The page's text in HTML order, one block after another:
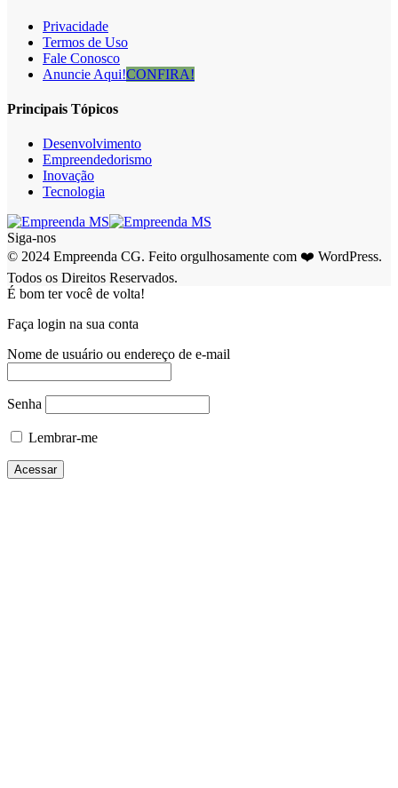
Privacidade
Termos de Uso
Fale Conosco
Anuncie Aqui!CONFIRA!
Principais Tópicos
Desenvolvimento
Empreendedorismo
Inovação
Tecnologia
Siga-nos
© 2024 Empreenda CG. Feito orgulhosamente com ❤️ WordPress.
Todos os Direitos Reservados.
É bom ter você de volta!
Faça login na sua conta
Nome de usuário ou endereço de e-mail
Senha
Lembrar-me